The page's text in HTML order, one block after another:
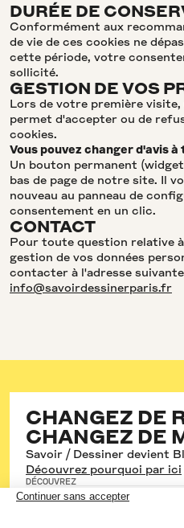
DURÉE DE
Conformément aux
de vie de ces cookies ne
cette période, votre
sollicité.
GESTION DE VOS
Lors de votre première visite,
permet d'accepter ou de
cookies.
Vous pouvez changer d'avis
Un bouton permanent
bas de page de notre site. Il
nouveau au panneau de
consentement en un clic.
CONTACT
Pour toute question relative
gestion de vos données
contacter à l'adresse
info@savoirdessinerparis.fr
CHANGEZ DE
CHANGEZ DE
Savoir / Dessiner devient
Découvrez pourquoi par ici
DÉCOUVREZ
Les cours hebdos